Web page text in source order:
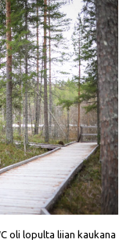
oli lopulta liian kaukana